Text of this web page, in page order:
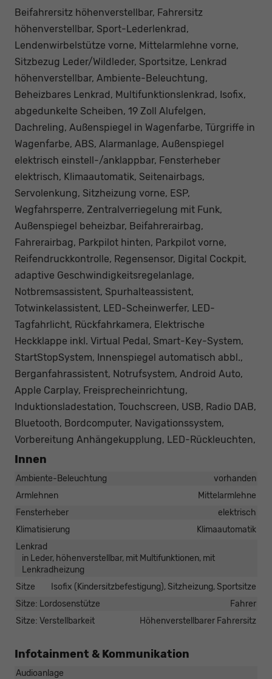
Beifahrersitz höhenverstellbar, Fahrersitz
höhenverstellbar, Sport-Lederlenkrad,
Lendenwirbelstütze vorne, Mittelarmlehne vorne,
Sitzbezug Leder/Wildleder, Sportsitze, Lenkrad
höhenverstellbar, Ambiente-Beleuchtung,
Beheizbares Lenkrad, Multifunktionslenkrad, Isofix,
abgedunkelte Scheiben, 19 Zoll Alufelgen,
Dachreling, Außenspiegel in Wagenfarbe, Türgriffe in
Wagenfarbe, ABS, Alarmanlage, Außenspiegel
elektrisch einstell-/anklappbar, Fensterheber
elektrisch, Klimaautomatik, Seitenairbags,
Servolenkung, Sitzheizung vorne, ESP,
Wegfahrsperre, Zentralverriegelung mit Funk,
Außenspiegel beheizbar, Beifahrerairbag,
Fahrerairbag, Parkpilot hinten, Parkpilot vorne,
Reifendruckkontrolle, Regensensor, Digital Cockpit,
adaptive Geschwindigkeitsregelanlage,
Notbremsassistent, Spurhalteassistent,
Totwinkelassistent, LED-Scheinwerfer, LED-
Tagfahrlicht, Rückfahrkamera, Elektrische
Heckklappe inkl. Virtual Pedal, Smart-Key-System,
StartStopSystem, Innenspiegel automatisch abbl.,
Berganfahrassistent, Notrufsystem, Android Auto,
Apple Carplay, Freisprecheinrichtung,
Induktionsladestation, Touchscreen, USB, Radio DAB,
Bluetooth, Bordcomputer, Navigationssystem,
Vorbereitung Anhängekupplung, LED-Rückleuchten,
Innen
Ambiente-Beleuchtung
vorhanden
Armlehnen
Mittelarmlehne
Fensterheber
elektrisch
Klimatisierung
Klimaautomatik
Lenkrad
in Leder, höhenverstellbar, mit Multifunktionen, mit
Lenkradheizung
Sitze
Isofix (Kindersitzbefestigung), Sitzheizung, Sportsitze
Sitze: Lordosenstütze
Fahrer
Sitze: Verstellbarkeit
Höhenverstellbarer Fahrersitz
Infotainment & Kommunikation
Audioanlage